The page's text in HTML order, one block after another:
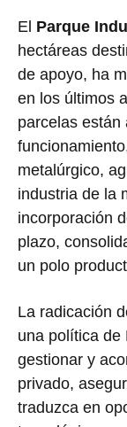
El Parque
hectáreas
de apoyo, ha
en los últimos
parcelas están
metalúrgico,
industria de la
incorporación
plazo,
un polo
La radicación
una política de
gestionar y
privado,
traduzca en